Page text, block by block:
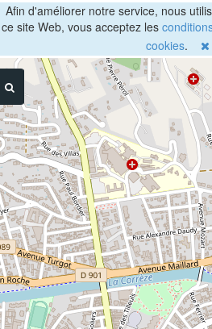
Afin d'améliorer notre service, nous
ce site Web, vous acceptez les
cookies.